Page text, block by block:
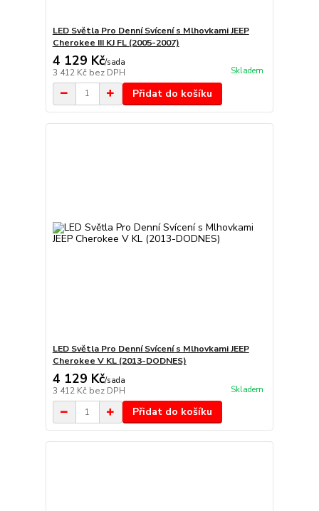
LED Světla Pro Denní Svícení s Mlhovkami JEEP
Cherokee III KJ FL (2005-2007)
4 129 Kč/sada
3 412 Kč bez DPH Skladem
Přidat do košíku
LED Světla Pro Denní Svícení s Mlhovkami JEEP
Cherokee V KL (2013-DODNES)
4 129 Kč/sada
3 412 Kč bez DPH Skladem
Přidat do košíku